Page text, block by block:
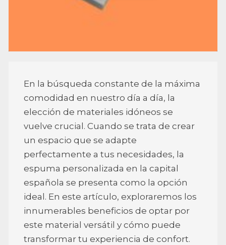
En la búsqueda constante de la máxima
comodidad en nuestro día a día, la
elección de materiales idóneos se
vuelve crucial. Cuando se trata de crear
un espacio que se adapte
perfectamente a tus necesidades, la
espuma personalizada en la capital
española se presenta como la opción
ideal. En este artículo, exploraremos los
innumerables beneficios de optar por
este material versátil y cómo puede
transformar tu experiencia de confort.